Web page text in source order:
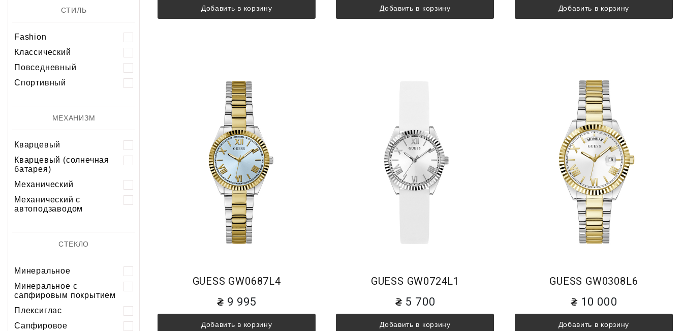
СТИЛЬ
Fashion
Классический
Повседневный
Спортивный
МЕХАНИЗМ
Кварцевый
Кварцевый (солнечная
батарея)
Механический
Механический с
автоподзаводом
СТЕКЛО
Минеральное
Минеральное с
сапфировым покрытием
Плексиглас
Сапфировое
Добавить в корзину Добавить в корзину Добавить в корзину
GUESS GW0687L4
9 995
Добавить в корзину
GUESS GW0724L1
5 700
Добавить в корзину
GUESS GW0308L6
10 000
Добавить в корзину